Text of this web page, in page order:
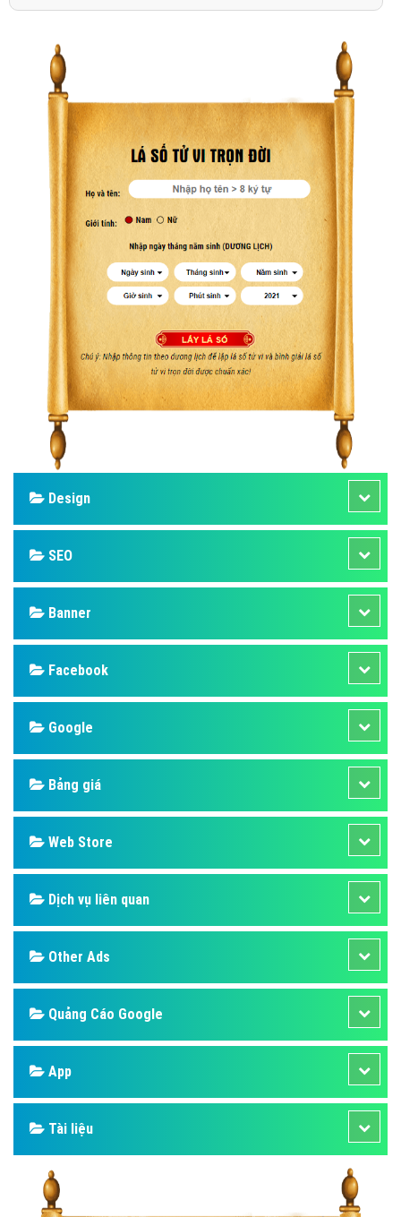
Design
SEO
Banner
Facebook
Google
Bảng giá
Web Store
Dịch vụ liên quan
Other Ads
Quảng Cáo Google
App
Tài liệu